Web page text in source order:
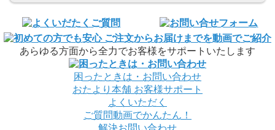
あらゆる方面から全力でお客様をサポートいたします
困ったときは・お問い合わせ
おたより本舗 お客様サポート
よくいただく
ご質問動画でかんたん！